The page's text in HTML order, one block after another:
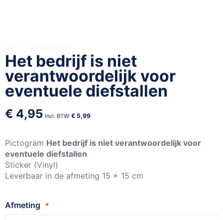
Het bedrijf is niet
verantwoordelijk voor
eventuele diefstallen
€ 4,95 € 5,99
Pictogram Het bedrijf is niet verantwoordelijk voor
eventuele diefstallen
Sticker (Vinyl)
Leverbaar in de afmeting 15 x 15 cm
Afmeting
naar
het
begin
van
afbeeldingen-
gallerij